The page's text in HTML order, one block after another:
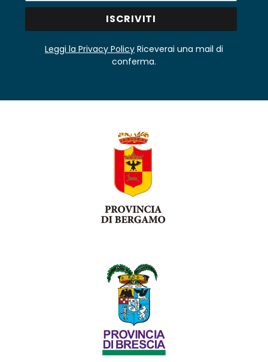
Leggi la Privacy Policy Riceverai una mail di
conferma.